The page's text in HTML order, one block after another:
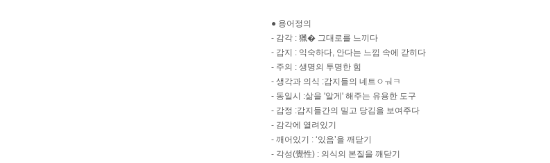
● 용어정의
- 감각 : 獵� 그대로를 느끼다
- 감지 : 익숙하다, 안다는 느낌 속에 갇히다
- 주의 : 생명의 투명한 힘
- 생각과 의식 :감지들의 네트ㅇㅝㅋ
- 동일시 :삶을 '알게' 해주는 유용한 도구
- 감정 :감지들간의 밀고 당김을 보여주다
- 감각에 열려있기
- 깨어있기 : ‘있음’을 깨닫기
- 각성(覺性) : 의식의 본질을 깨닫기